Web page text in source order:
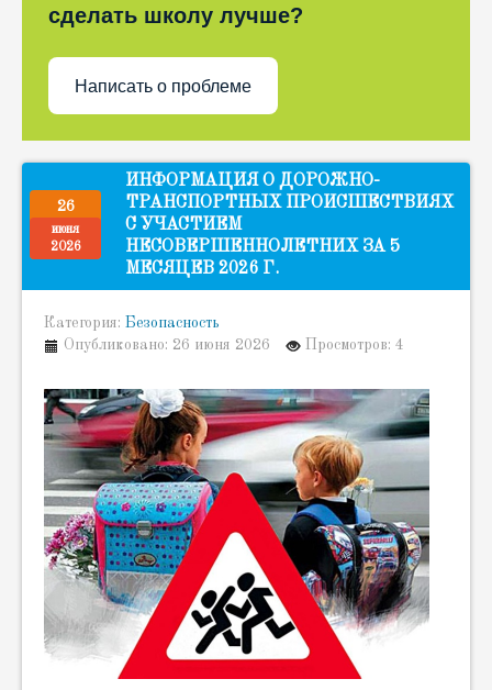
сделать школу лучше?
Написать о проблеме
26
июня
2026
ИНФОРМАЦИЯ О ДОРОЖНО-
ТРАНСПОРТНЫХ ПРОИСШЕСТВИЯХ
С УЧАСТИЕМ
НЕСОВЕРШЕННОЛЕТНИХ ЗА 5
МЕСЯЦЕВ 2026 Г.
Категория: Безопасность
Опубликовано: 26 июня 2026
Просмотров: 4